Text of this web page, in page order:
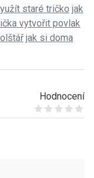
staré tričko jak
vytvořit povlak
jak si doma
Hodnocení
Give it 1/5
Give it 2/5
Give it 3/5
Give it 4/5
Give it 5/5